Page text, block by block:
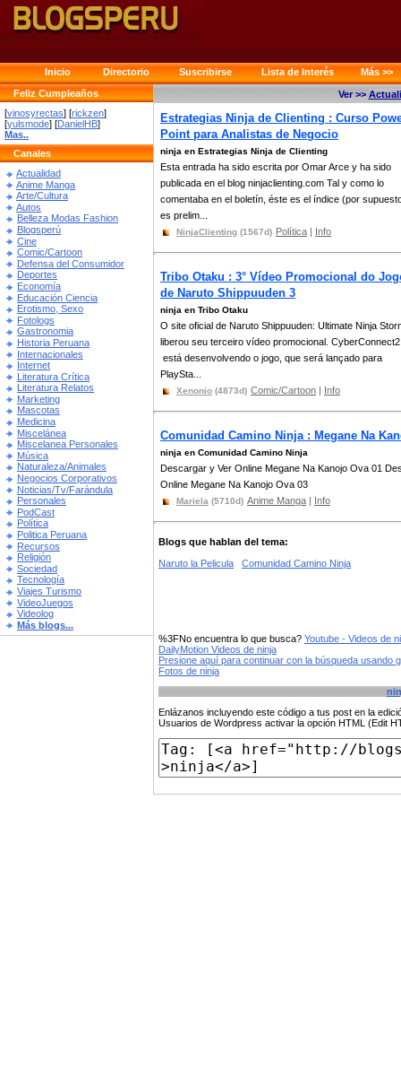
Inicio Directorio Suscribirse Lista de Interés
Más >>
Feliz Cumpleaños
[vinosyrectas] [rickzen]
[yulsmode] [DanielHB]
Mas..
Canales
Actualidad
Anime Manga
Arte/Cultura
Autos
Belleza Modas Fashion
Blogsperú
Cine
Comic/Cartoon
Defensa del Consumidor
Deportes
Economía
Educación Ciencia
Erotismo, Sexo
Fotologs
Gastronomia
Historia Peruana
Internacionales
Internet
Literatura Crítica
Literatura Relatos
Marketing
Mascotas
Medicina
Miscelánea
Miscelanea Personales
Música
Naturaleza/Animales
Negocios Corporativos
Noticias/Tv/Farándula
Personales
PodCast
Política
Politica Peruana
Recursos
Religión
Sociedad
Tecnología
Viajes Turismo
VideoJuegos
Videolog
Más blogs...
Ver >>
Estrategias Ninja de Clienting : Curso
Point para Analistas de Negocio
ninja en Estrategias Ninja de Clienting
Esta entrada ha sido escrita por Omar Arce y ha sido
publicada en el blog ninjaclienting.com Tal y como lo
comentaba en el boletín, éste es el índice (por
es prelim...
NinjaClienting (1567d) Política | Info
Tribo Otaku : 3° Vídeo Promocional do
de Naruto Shippuuden 3
ninja en Tribo Otaku
O site oficial de Naruto Shippuuden: Ultimate Ninja
liberou seu terceiro vídeo promocional. CyberConnect2
está desenvolvendo o jogo, que será lançado para
PlaySta...
Xenonio (4873d) Comic/Cartoon | Info
Comunidad Camino Ninja : Megane Na
ninja en Comunidad Camino Ninja
Descargar y Ver Online Megane Na Kanojo Ova 01
Online Megane Na Kanojo Ova 03
Mariela (5710d) Anime Manga | Info
Blogs que hablan del tema:
Naruto la Pelicula
Comunidad Camino Ninja
%3FNo encuentra lo que busca? Youtube - Videos de
DailyMotion Videos de ninja
Presione aquí para continuar con la búsqueda usando
Fotos de ninja
Enlázanos incluyendo este código a tus post en la
Usuarios de Wordpress activar la opción HTML (Edit